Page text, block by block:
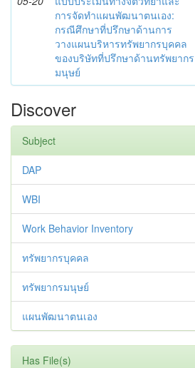
การจัดทำแผนพัฒนาตนเอง:
กรณีศึกษาที่ปรึกษาด้านการ
วางแผนบริหารทรัพยากรบุคคล
ของบริษัทที่ปรึกษาด้านทรัพยากร
มนุษย์
Discover
Subject
DAP
WBI
Work Behavior Inventory
ทรัพยากรบุคคล
ทรัพยากรมนุษย์
แผนพัฒนาตนเอง
Has File(s)